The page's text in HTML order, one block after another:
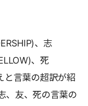
、志
、死
と言葉の超訳が紹
、友、死の言葉の